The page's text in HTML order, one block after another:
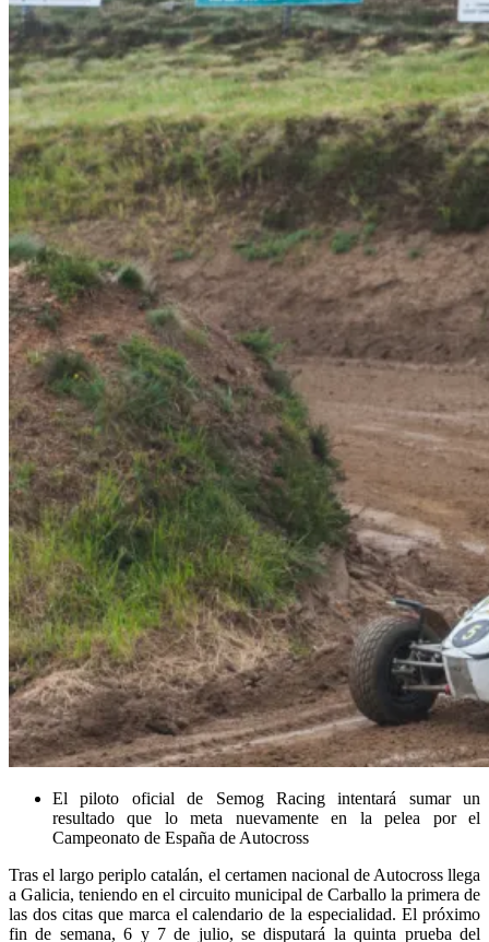
El piloto oficial de Semog Racing intentará sumar un
resultado que lo meta nuevamente en la pelea por el
Campeonato de España de Autocross
Tras el largo periplo catalán, el certamen nacional de Autocross llega
a Galicia, teniendo en el circuito municipal de Carballo la primera de
las dos citas que marca el calendario de la especialidad. El próximo
fin de semana, 6 y 7 de julio, se disputará la quinta prueba del